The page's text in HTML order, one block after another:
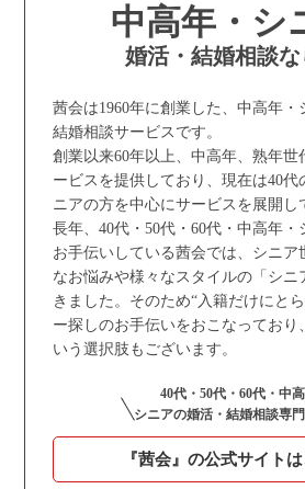
中高年・シ
婚活・結婚相談な
茜会は1960年に創業した、中高年・
結婚相談サービスです。
創業以来60年以上、中高年、熟年世
ービスを提供しており、現在は40代
ニアの方を中心にサービスを展開し
長年、40代・50代・60代・中高年
お手伝いしている茜会では、シニア
なお悩みや様々なスタイルの「シニ
きました。そのため“入籍だけにと
ー探しのお手伝いをおこなっており
いう選択肢もございます。
40代・50代・60代・中高
シニアの婚活・結婚相談専
『茜会』の公式サイト